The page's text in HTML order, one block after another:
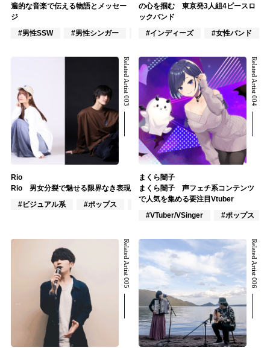
遍的な音楽で伝える物語とメッセー
ジ
#男性SSW
#男性シンガー #インディーズ
の心を掴む 東京発3人組4ピースロ
ックバンド
#インディーズ
#女性バンド
Related Artist 003
Rio
Rio 男女分裂で魅せる限界なき表現
#ビジュアル系
#ポップス #ロック
Related Artist 004
まくら闇子
まくら闇子 声フェチ系コンテンツ
で人気を集める要注目Vtuber
#VTuber/VSinger
#ポップス
Related Artist 005 Related Artist 006